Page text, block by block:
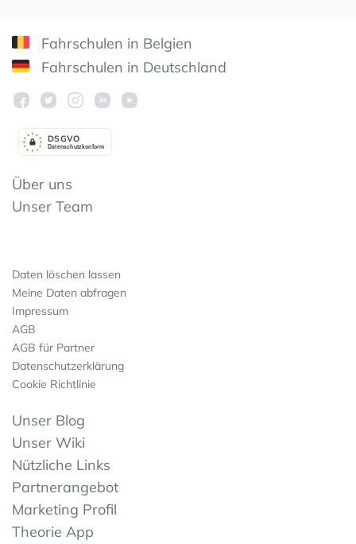
Fahrschulen in Belgien
Fahrschulen in Deutschland
Datenschutzkonform
DSGVO
Über uns
Unser Team
Daten löschen lassen
Meine Daten abfragen
Impressum
AGB
AGB für Partner
Datenschutzerklärung
Cookie Richtlinie
Unser Blog
Unser Wiki
Nützliche Links
Partnerangebot
Marketing Profil
Theorie App